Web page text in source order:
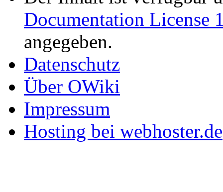
Documentation License
angegeben.
Datenschutz
Über OWiki
Impressum
Hosting bei webhoster.de